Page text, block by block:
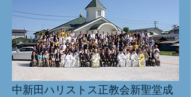
中新田ハリストス正教会新聖堂成